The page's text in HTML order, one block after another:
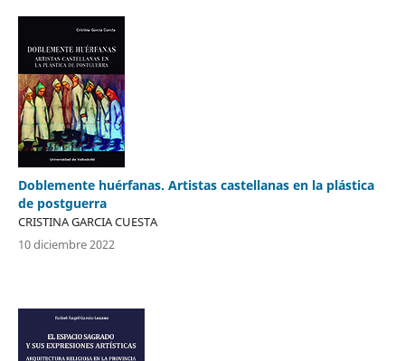
Doblemente huérfanas. Artistas castellanas en la plástica
de postguerra
CRISTINA GARCIA CUESTA
10 diciembre 2022